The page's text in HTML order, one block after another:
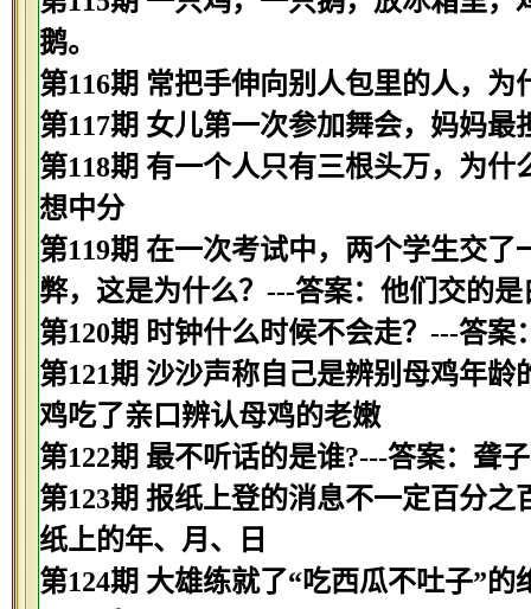
鹅。
第116期 常把手伸向别人包里的人，
第117期 女儿第一次参加舞会，妈妈
第118期 有一个人只有三根头万，为
想中分
第119期 在一次考试中，两个学生交
弊，这是为什么？---答案：他们交的是
第120期 时钟什么时候不会走？---答案
第121期 沙沙声称自己是辨别母鸡年
鸡吃了亲口辨认母鸡的老嫩
第122期 最不听话的是谁?---答案：聋子
第123期 报纸上登的消息不一定百分
纸上的年、月、日
第124期 大雄练就了“吃西瓜不吐子”